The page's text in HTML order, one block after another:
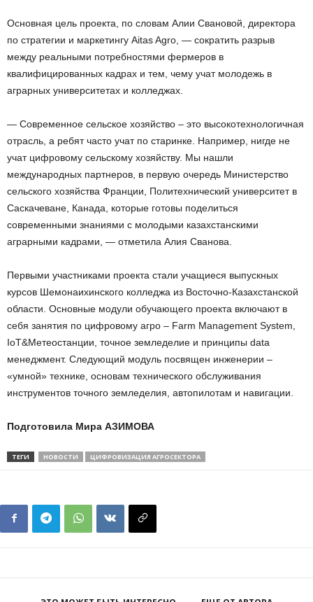
Основная цель проекта, по словам Алии Свановой, директора
по стратегии и маркетингу Aitas Agro, — сократить разрыв
между реальными потребностями фермеров в
квалифицированных кадрах и тем, чему учат молодежь в
аграрных университетах и колледжах.
— Современное сельское хозяйство – это высокотехнологичная
отрасль, а ребят часто учат по старинке. Например, нигде не
учат цифровому сельскому хозяйству. Мы нашли
международных партнеров, в первую очередь Министерство
сельского хозяйства Франции, Политехнический университет в
Саскачеване, Канада, которые готовы поделиться
современными знаниями с молодыми казахстанскими
аграрными кадрами, — отметила Алия Сванова.
Первыми участниками проекта стали учащиеся выпускных
курсов Шемонаихинского колледжа из Восточно-Казахстанской
области. Основные модули обучающего проекта включают в
себя занятия по цифровому агро – Farm Management System,
IoT&Метеостанции, точное земледелие и принципы data
менеджмент. Следующий модуль посвящен инженерии –
«умной» технике, основам технического обслуживания
инструментов точного земледелия, автопилотам и навигации.
Подготовила Мира АЗИМОВА
ТЕГИ НОВОСТИ ЦИФРОВИЗАЦИЯ АГРОСЕКТОРА